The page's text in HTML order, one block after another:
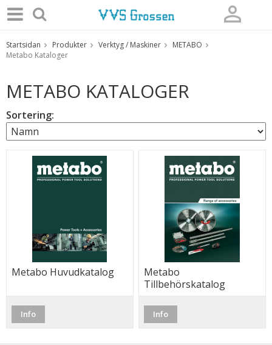
Startsidan Produkter Verktyg / Maskiner
METABO
Metabo Kataloger
METABO KATALOGER
Sortering:
Metabo Huvudkatalog
Info
Metabo
Tillbehörskatalog
Info